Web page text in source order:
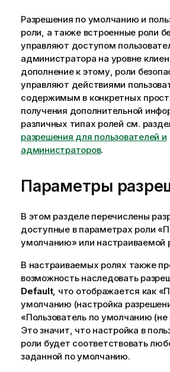
Разрешения по умолчанию и
роли, а также встроенные роли
управляют доступом
администратора на уровне
дополнение к этому, роли
управляют действиями
содержимым в конкретных
получения дополнительной
различных типах ролей см.
разрешения для пользователей и
администраторов.
Параметры
В этом разделе перечислены
доступные в параметрах роли
умолчанию» или настраиваемой
В настраиваемых ролях также
возможность наследовать
Default, что отображается как
умолчанию (настройка
«Пользователь по умолчанию (не
Это значит, что настройка в
роли будет соответствовать
заданной по умолчанию.